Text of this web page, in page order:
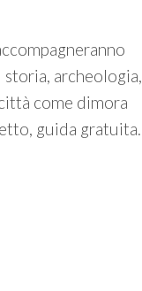
archeologia,
come dimora
guida gratuita.